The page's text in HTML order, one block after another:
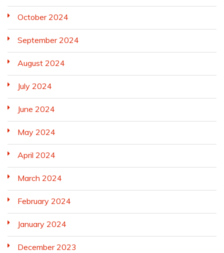
October 2024
September 2024
August 2024
July 2024
June 2024
May 2024
April 2024
March 2024
February 2024
January 2024
December 2023